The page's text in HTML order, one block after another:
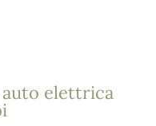
elettrica